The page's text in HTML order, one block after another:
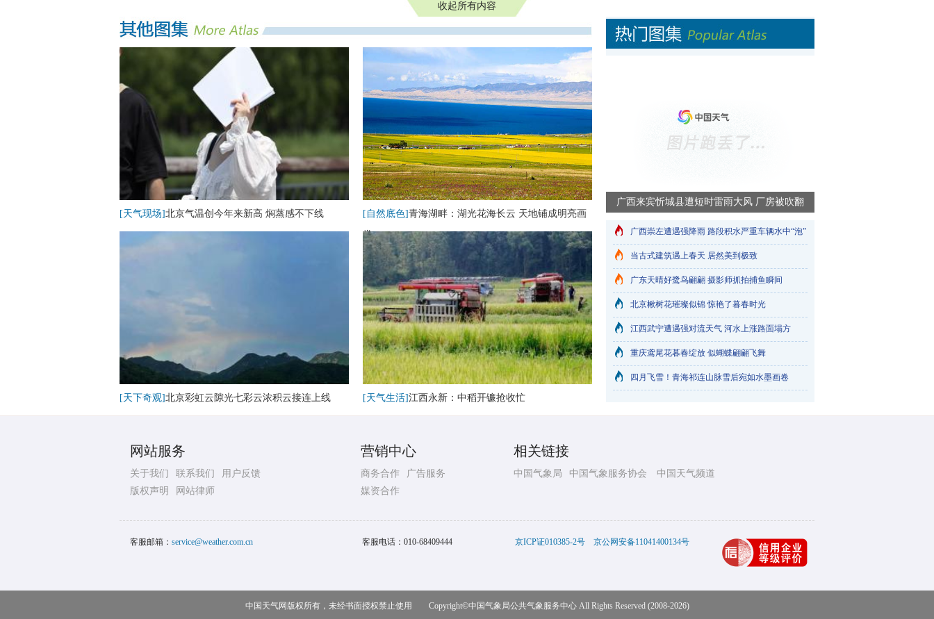
收起所有内容
[天气现场]北京气温创今年来新高 焖蒸感不下线 [自然底色]青海湖畔：湖光花海长云 天地铺成明亮画
卷
[天下奇观]北京彩虹云隙光七彩云浓积云接连上线 [天气生活]江西永新：中稻开镰抢收忙
广西来宾忻城县遭短时雷雨大风 厂房被吹翻
烟台天气一天三变 降雨冰雹降雪轮番登场
广西崇左遭遇强降雨 路段积水严重车辆水中“泡”​
当古式建筑遇上春天 居然美到极致
广东天晴好鹭鸟翩翩 摄影师抓拍捕鱼瞬间
北京楸树花璀璨似锦 惊艳了暮春时光
江西武宁遭遇强对流天气 河水上涨路面塌方
重庆鸢尾花暮春绽放 似蝴蝶翩翩飞舞
四月飞雪！青海祁连山脉雪后宛如水墨画卷
网站服务
关于我们 联系我们
用户反馈
版权声明
网站律师
营销中心
商务合作
广告服务
媒资合作
相关链接
中国气象局 中国气象服务协会 中国天气频道
客服邮箱： service@weather.com.cn 客服电话： 010-68409444 京ICP证010385-2号 京公网安备11041400134号
中国天气网版权所有，未经书面授权禁止使用 Copyright©中国气象局公共气象服务中心All Rights Reserved (2008-2026)